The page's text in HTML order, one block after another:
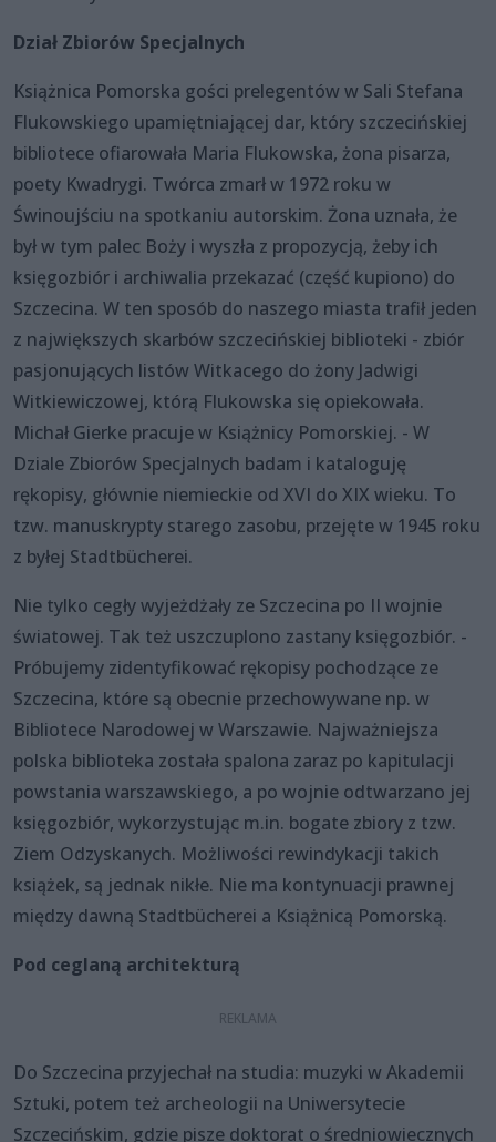
Dział Zbiorów Specjalnych
Książnica Pomorska gości prelegentów w Sali Stefana
Flukowskiego upamiętniającej dar, który szczecińskiej
bibliotece ofiarowała Maria Flukowska, żona pisarza,
poety Kwadrygi. Twórca zmarł w 1972 roku w
Świnoujściu na spotkaniu autorskim. Żona uznała, że
był w tym palec Boży i wyszła z propozycją, żeby ich
księgozbiór i archiwalia przekazać (część kupiono) do
Szczecina. W ten sposób do naszego miasta trafił jeden
z największych skarbów szczecińskiej biblioteki - zbiór
pasjonujących listów Witkacego do żony Jadwigi
Witkiewiczowej, którą Flukowska się opiekowała.
Michał Gierke pracuje w Książnicy Pomorskiej. - W
Dziale Zbiorów Specjalnych badam i kataloguję
rękopisy, głównie niemieckie od XVI do XIX wieku. To
tzw. manuskrypty starego zasobu, przejęte w 1945 roku
z byłej Stadtbücherei.
Nie tylko cegły wyjeżdżały ze Szczecina po II wojnie
światowej. Tak też uszczuplono zastany księgozbiór. -
Próbujemy zidentyfikować rękopisy pochodzące ze
Szczecina, które są obecnie przechowywane np. w
Bibliotece Narodowej w Warszawie. Najważniejsza
polska biblioteka została spalona zaraz po kapitulacji
powstania warszawskiego, a po wojnie odtwarzano jej
księgozbiór, wykorzystując m.in. bogate zbiory z tzw.
Ziem Odzyskanych. Możliwości rewindykacji takich
książek, są jednak nikłe. Nie ma kontynuacji prawnej
między dawną Stadtbücherei a Książnicą Pomorską.
Pod ceglaną architekturą
Do Szczecina przyjechał na studia: muzyki w Akademii
Sztuki, potem też archeologii na Uniwersytecie
Szczecińskim, gdzie pisze doktorat o średniowiecznych